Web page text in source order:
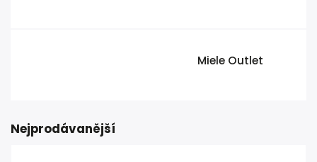
Miele Outlet
Nejprodávanější